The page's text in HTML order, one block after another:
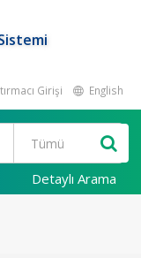
Girişi English
Detaylı Arama